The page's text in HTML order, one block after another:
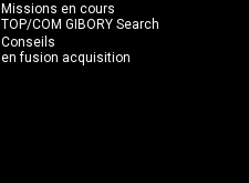
Missions en cours
TOP/COM GIBORY Search
Conseils
en fusion acquisition